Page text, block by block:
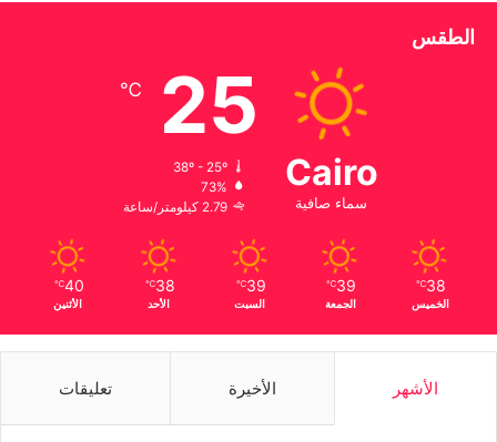
الطقس
Cairo
سماء صافية
25
℃
38º - 25º
73%
2.79 كيلومتر/ساعة
38
℃
الخميس
39
℃
الجمعة
39
℃
السبت
38
℃
الأحد
40
℃
الأثنين
الأشهر الأخيرة تعليقات